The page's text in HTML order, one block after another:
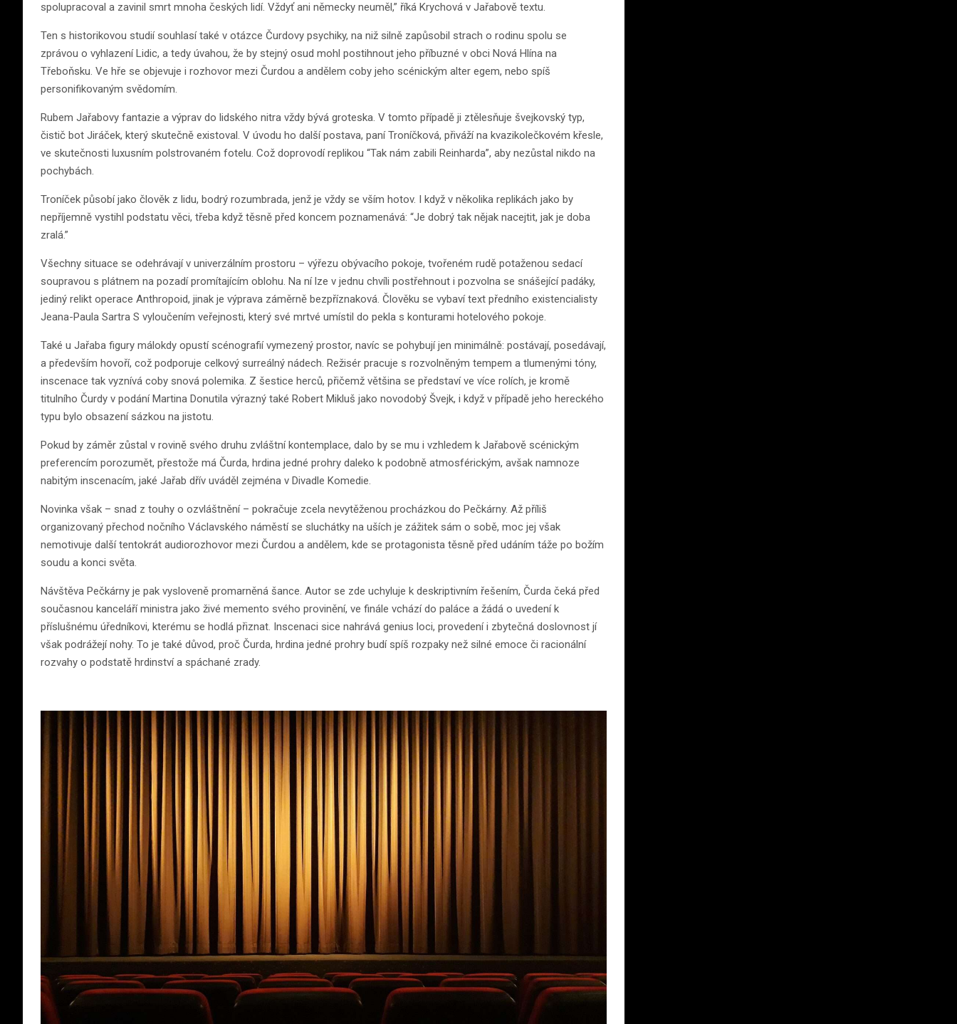
spolupracoval a zavinil smrt mnoha českých lidí. Vždyť ani německy neuměl,” říká Krychová v Jařabově textu.
Ten s historikovou studií souhlasí také v otázce Čurdovy psychiky, na niž silně zapůsobil strach o rodinu spolu se
zprávou o vyhlazení Lidic, a tedy úvahou, že by stejný osud mohl postihnout jeho příbuzné v obci Nová Hlína na
Třeboňsku. Ve hře se objevuje i rozhovor mezi Čurdou a andělem coby jeho scénickým alter egem, nebo spíš
personifikovaným svědomím.
Rubem Jařabovy fantazie a výprav do lidského nitra vždy bývá groteska. V tomto případě ji ztělesňuje švejkovský typ,
čistič bot Jiráček, který skutečně existoval. V úvodu ho další postava, paní Troníčková, přiváží na kvazikolečkovém křesle,
ve skutečnosti luxusním polstrovaném fotelu. Což doprovodí replikou “Tak nám zabili Reinharda”, aby nezůstal nikdo na
pochybách.
Troníček působí jako člověk z lidu, bodrý rozumbrada, jenž je vždy se vším hotov. I když v několika replikách jako by
nepříjemně vystihl podstatu věci, třeba když těsně před koncem poznamenává: “Je dobrý tak nějak nacejtit, jak je doba
zralá.”
Všechny situace se odehrávají v univerzálním prostoru – výřezu obývacího pokoje, tvořeném rudě potaženou sedací
soupravou s plátnem na pozadí promítajícím oblohu. Na ní lze v jednu chvíli postřehnout i pozvolna se snášející padáky,
jediný relikt operace Anthropoid, jinak je výprava záměrně bezpříznaková. Člověku se vybaví text předního existencialisty
Jeana-Paula Sartra S vyloučením veřejnosti, který své mrtvé umístil do pekla s konturami hotelového pokoje.
Také u Jařaba figury málokdy opustí scénografií vymezený prostor, navíc se pohybují jen minimálně: postávají, posedávají,
a především hovoří, což podporuje celkový surreálný nádech. Režisér pracuje s rozvolněným tempem a tlumenými tóny,
inscenace tak vyznívá coby snová polemika. Z šestice herců, přičemž většina se představí ve více rolích, je kromě
titulního Čurdy v podání Martina Donutila výrazný také Robert Mikluš jako novodobý Švejk, i když v případě jeho hereckého
typu bylo obsazení sázkou na jistotu.
Pokud by záměr zůstal v rovině svého druhu zvláštní kontemplace, dalo by se mu i vzhledem k Jařabově scénickým
preferencím porozumět, přestože má Čurda, hrdina jedné prohry daleko k podobně atmosférickým, avšak namnoze
nabitým inscenacím, jaké Jařab dřív uváděl zejména v Divadle Komedie.
Novinka však – snad z touhy o ozvláštnění – pokračuje zcela nevytěženou procházkou do Pečkárny. Až příliš
organizovaný přechod nočního Václavského náměstí se sluchátky na uších je zážitek sám o sobě, moc jej však
nemotivuje další tentokrát audiorozhovor mezi Čurdou a andělem, kde se protagonista těsně před udáním táže po božím
soudu a konci světa.
Návštěva Pečkárny je pak vysloveně promarněná šance. Autor se zde uchyluje k deskriptivním řešením, Čurda čeká před
současnou kanceláří ministra jako živé memento svého provinění, ve finále vchází do paláce a žádá o uvedení k
příslušnému úředníkovi, kterému se hodlá přiznat. Inscenaci sice nahrává genius loci, provedení i zbytečná doslovnost jí
však podrážejí nohy. To je také důvod, proč Čurda, hrdina jedné prohry budí spíš rozpaky než silné emoce či racionální
rozvahy o podstatě hrdinství a spáchané zrady.